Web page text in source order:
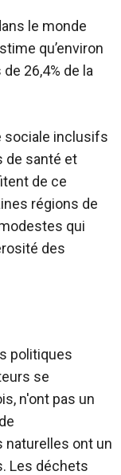
le monde
qu’environ
26,4% de la
sociale inclusifs
de santé et
de ce
régions de
qui
des
politiques
se
n'ont pas un
naturelles ont un
Les déchets